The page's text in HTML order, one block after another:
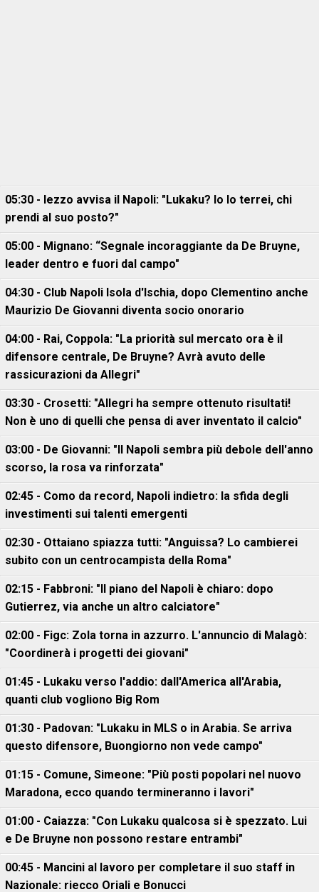
05:30 - Iezzo avvisa il Napoli: "Lukaku? Io lo terrei, chi
prendi al suo posto?"
05:00 - Mignano: “Segnale incoraggiante da De Bruyne,
leader dentro e fuori dal campo"
04:30 - Club Napoli Isola d'Ischia, dopo Clementino anche
Maurizio De Giovanni diventa socio onorario
04:00 - Rai, Coppola: "La priorità sul mercato ora è il
difensore centrale, De Bruyne? Avrà avuto delle
rassicurazioni da Allegri"
03:30 - Crosetti: "Allegri ha sempre ottenuto risultati!
Non è uno di quelli che pensa di aver inventato il calcio"
03:00 - De Giovanni: "Il Napoli sembra più debole dell'anno
scorso, la rosa va rinforzata"
02:45 - Como da record, Napoli indietro: la sfida degli
investimenti sui talenti emergenti
02:30 - Ottaiano spiazza tutti: "Anguissa? Lo cambierei
subito con un centrocampista della Roma"
02:15 - Fabbroni: "Il piano del Napoli è chiaro: dopo
Gutierrez, via anche un altro calciatore"
02:00 - Figc: Zola torna in azzurro. L'annuncio di Malagò:
"Coordinerà i progetti dei giovani"
01:45 - Lukaku verso l'addio: dall'America all'Arabia,
quanti club vogliono Big Rom
01:30 - Padovan: "Lukaku in MLS o in Arabia. Se arriva
questo difensore, Buongiorno non vede campo"
01:15 - Comune, Simeone: "Più posti popolari nel nuovo
Maradona, ecco quando termineranno i lavori"
01:00 - Caiazza: "Con Lukaku qualcosa si è spezzato. Lui
e De Bruyne non possono restare entrambi"
00:45 - Mancini al lavoro per completare il suo staff in
Nazionale: riecco Oriali e Bonucci